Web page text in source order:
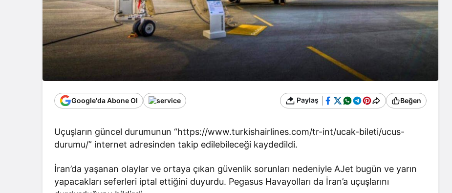
Google'da Abone Ol Paylaş Beğen
Uçuşların güncel durumunun “https://www.turkishairlines.com/tr-int/ucak-bileti/ucus-
durumu/” internet adresinden takip edilebileceği kaydedildi.
İran’da yaşanan olaylar ve ortaya çıkan güvenlik sorunları nedeniyle AJet bugün ve yarın
yapacakları seferleri iptal ettiğini duyurdu. Pegasus Havayolları da İran’a uçuşlarını